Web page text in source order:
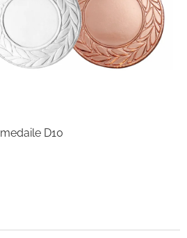
medaile D10